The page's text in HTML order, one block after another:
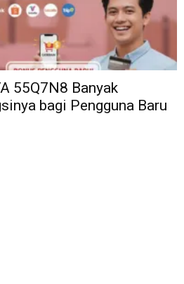
55Q7N8 Banyak
bagi Pengguna Baru